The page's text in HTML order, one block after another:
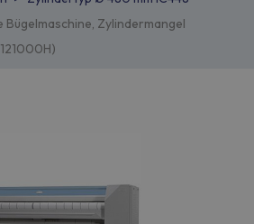
Bügelmaschine, Zylindermangel